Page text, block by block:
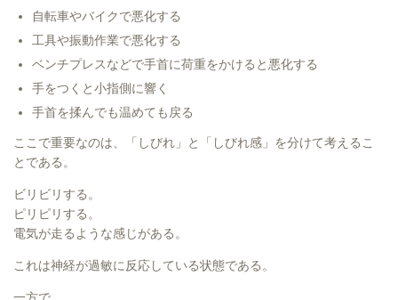
自転車やバイクで悪化する
工具や振動作業で悪化する
ベンチプレスなどで手首に荷重をかけると悪化する
手をつくと小指側に響く
手首を揉んでも温めても戻る
ここで重要なのは、「しびれ」と「しびれ感」を分けて考えるこ
とである。
ビリビリする。
ピリピリする。
電気が走るような感じがある。
これは神経が過敏に反応している状態である。
一方で、